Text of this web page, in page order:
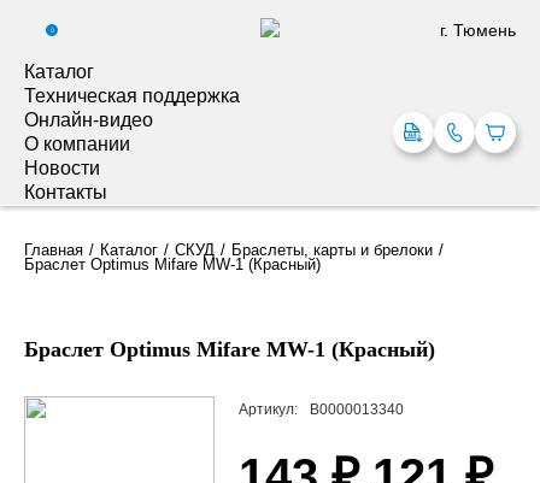
0 г. Тюмень
Каталог
Техническая поддержка
Онлайн-видео
О компании
Новости
Контакты
Главная Каталог СКУД
Браслеты, карты и брелоки
Браслет Optimus Mifare MW-1 (Красный)
Браслет Optimus Mifare MW-1 (Красный)
Артикул: В0000013340